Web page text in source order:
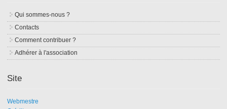
Qui sommes-nous ?
Contacts
Comment contribuer ?
Adhérer à l'association
Site
Webmestre